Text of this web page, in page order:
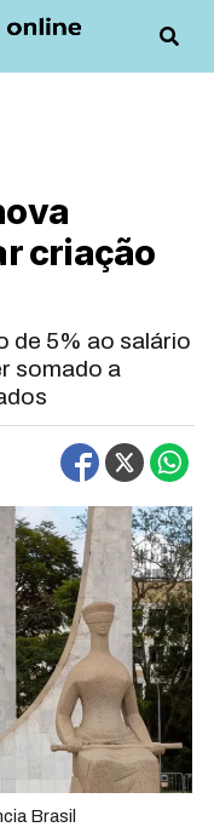
criação
de 5% ao salário
somado a
Brasil